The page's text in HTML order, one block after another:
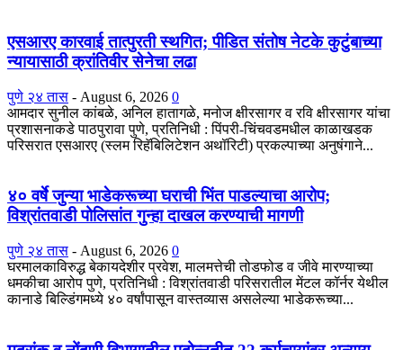
एसआरए कारवाई तात्पुरती स्थगित; पीडित संतोष नेटके कुटुंबाच्या
न्यायासाठी क्रांतिवीर सेनेचा लढा
पुणे २४ तास - August 6, 2026 0
आमदार सुनील कांबळे, अनिल हातागळे, मनोज क्षीरसागर व रवि क्षीरसागर यांचा
प्रशासनाकडे पाठपुरावा पुणे, प्रतिनिधी : पिंपरी-चिंचवडमधील काळाखडक
परिसरात एसआरए (स्लम रिहॅबिलिटेशन अथॉरिटी) प्रकल्पाच्या अनुषंगाने...
४० वर्षे जुन्या भाडेकरूच्या घराची भिंत पाडल्याचा आरोप;
विश्रांतवाडी पोलिसांत गुन्हा दाखल करण्याची मागणी
पुणे २४ तास - August 6, 2026 0
घरमालकाविरुद्ध बेकायदेशीर प्रवेश, मालमत्तेची तोडफोड व जीवे मारण्याच्या
धमकीचा आरोप पुणे, प्रतिनिधी : विश्रांतवाडी परिसरातील मेंटल कॉर्नर येथील
कानाडे बिल्डिंगमध्ये ४० वर्षांपासून वास्तव्यास असलेल्या भाडेकरूच्या...